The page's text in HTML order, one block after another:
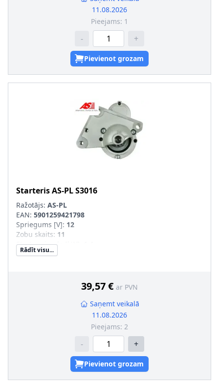
11.08.2026
Pieejams: 1
- +
Pievienot grozam
StarterisAS-PLS3016
Ražotājs: AS-PL
EAN: 5901259421798
Spriegums [V]: 12
Zobu skaits: 11
Startera jauda [kW]
Griešanās virziens
Stiprināšanas urbumu skaits:
Rādīt visu...
39,57 € ar PVN
Saņemt veikalā
11.08.2026
Pieejams: 2
- +
Pievienot grozam